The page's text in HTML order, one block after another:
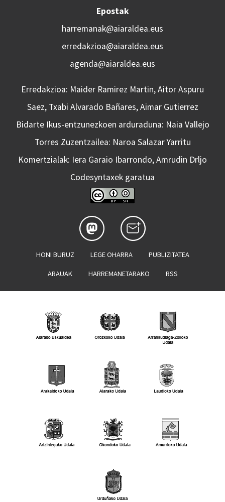
Epostak
harremanak@aiaraldea.eus
erredakzioa@aiaraldea.eus
agenda@aiaraldea.eus
Erredakzioa: Maider Ramirez Martin, Aitor Aspuru
Saez, Txabi Alvarado Bañares, Aimar Gutierrez
Bidarte Ikus-entzunezkoen arduraduna: Naia Vallejo
Torres Zuzentzailea: Naroa Salazar Yarritu
Komertzialak: Iera Garaio Ibarrondo, Amrudin Drljo
Codesyntaxek garatua
HONI BURUZ LEGE OHARRA PUBLIZITATEA
ARAUAK HARREMANETARAKO RSS